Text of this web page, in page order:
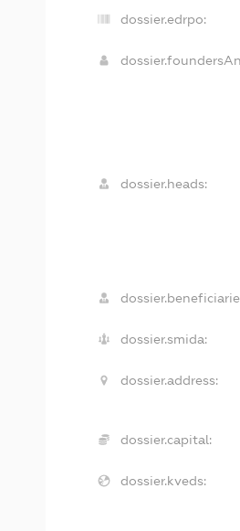
dossier.edrpo:
dossier.heads:
dossier.smida:
dossier.address:
dossier.capital:
dossier.kveds: